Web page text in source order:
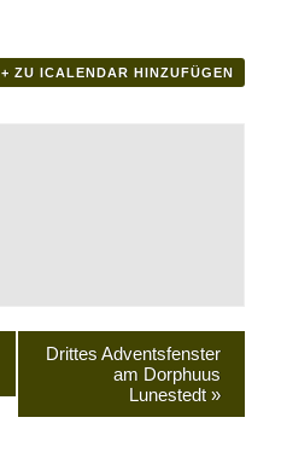
+ ZU ICALENDAR HINZUFÜGEN
Drittes Adventsfenster
am Dorphuus
Lunestedt»